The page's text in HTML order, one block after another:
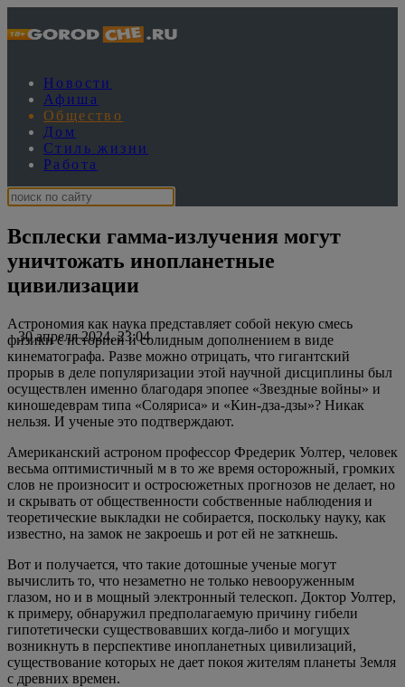
Новости
Афиша
Общество
Дом
Стиль жизни
Работа
Всплески гамма-излучения могут
уничтожать инопланетные
цивилизации
30 апреля 2024, 23:04
Астрономия как наука представляет собой некую смесь
физики с историей и солидным дополнением в виде
кинематографа. Разве можно отрицать, что гигантский
прорыв в деле популяризации этой научной дисциплины был
осуществлен именно благодаря эпопее «Звездные войны» и
киношедеврам типа «Соляриса» и «Кин-дза-дзы»? Никак
нельзя. И ученые это подтверждают.
Американский астроном профессор Фредерик Уолтер, человек
весьма оптимистичный м в то же время осторожный, громких
слов не произносит и остросюжетных прогнозов не делает, но
и скрывать от общественности собственные наблюдения и
теоретические выкладки не собирается, поскольку науку, как
известно, на замок не закроешь и рот ей не заткнешь.
Вот и получается, что такие дотошные ученые могут
вычислить то, что незаметно не только невооруженным
глазом, но и в мощный электронный телескоп. Доктор Уолтер,
к примеру, обнаружил предполагаемую причину гибели
гипотетически существовавших когда-либо и могущих
возникнуть в перспективе инопланетных цивилизаций,
существование которых не дает покоя жителям планеты Земля
с древних времен.